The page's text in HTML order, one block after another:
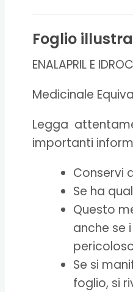
Foglio
ENALAPRIL E
Medicinale
Legga
importanti
Conservi
Se ha
Questo
anche se
Se si
foglio, si